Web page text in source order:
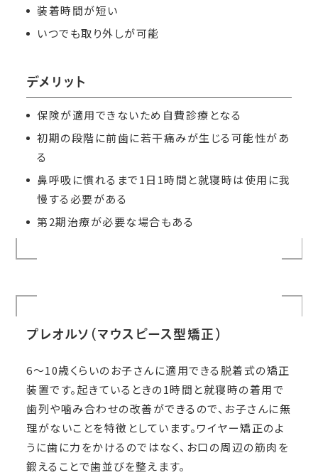
装着時間が短い
いつでも取り外しが可能
デメリット
保険が適用できないため自費診療となる
初期の段階に前歯に若干痛みが生じる可能性があ
る
鼻呼吸に慣れるまで1日1時間と就寝時は使用に我
慢する必要がある
第2期治療が必要な場合もある
プレオルソ（マウスピース型矯正）
6～10歳くらいのお子さんに適用できる脱着式の矯正
装置です。起きているときの1時間と就寝時の着用で
歯列や噛み合わせの改善ができるので、お子さんに無
理がないことを特徴としています。ワイヤー矯正のよ
うに歯に力をかけるのではなく、お口の周辺の筋肉を
鍛えることで歯並びを整えます。